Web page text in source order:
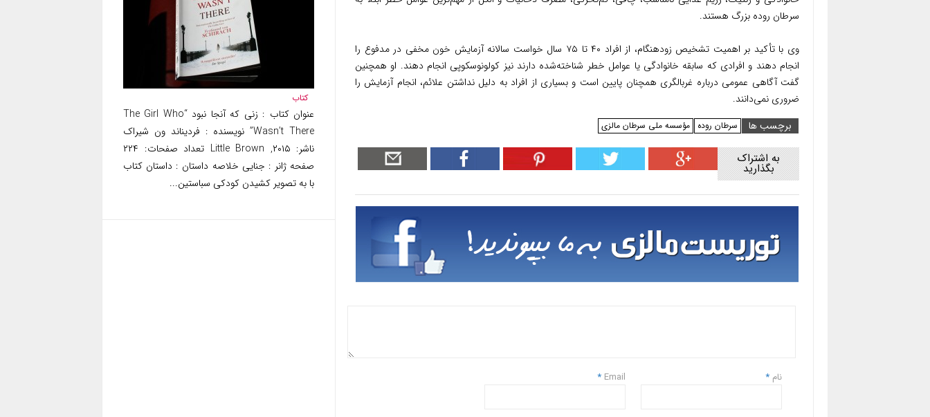
سرطان روده بزرگ هستند.
وی با تأکید بر اهمیت تشخیص زودهنگام، از افراد ۴۰ تا ۷۵ سال خواست سالانه آزمایش خون مخفی در مدفوع را
انجام دهند و افرادی که سابقه خانوادگی یا عوامل خطر شناخته‌شده دارند نیز کولونوسکوپی انجام دهند. او همچنین
گفت آگاهی عمومی درباره غربالگری همچنان پایین است و بسیاری از افراد به دلیل نداشتن علائم، انجام آزمایش را
ضروری نمی‌دانند.
برچسب ها
سرطان روده مؤسسه ملی سرطان مالزی
به اشتراک
بگذارید
نام *
Email
*
کتاب
عنوان کتاب : زنی که آنجا نبود “The Girl Who
Wasn’t There” نویسنده : فردیناند ون شیراک
ناشر: ۲۰۱۵, Little Brown تعداد صفحات: ۲۲۴
صفحه ژانر : جنایی خلاصه داستان : داستان کتاب
با به تصویر کشیدن کودکی سباستین...